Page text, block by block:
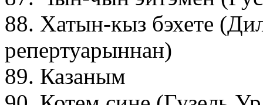
88. Хатын-кыз бэхете
репертуарыннан)
89. Казаным